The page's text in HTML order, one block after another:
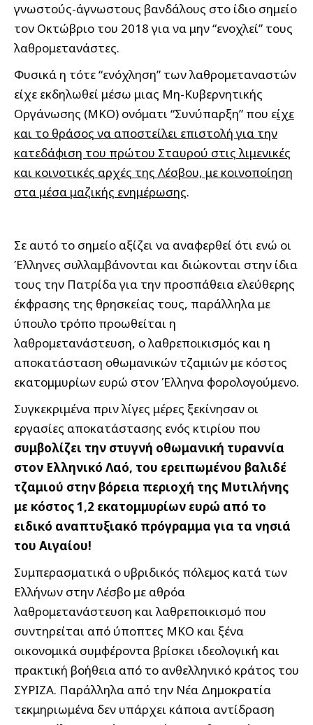
γνωστούς-άγνωστους βανδάλους στο ίδιο σημείο
τον Οκτώβριο του 2018 για να μην “ενοχλεί” τους
λαθρομετανάστες.
Φυσικά η τότε “ενόχληση” των λαθρομεταναστών
είχε εκδηλωθεί μέσω μιας Μη-Κυβερνητικής
Οργάνωσης (ΜΚΟ) ονόματι “Συνύπαρξη” που είχε
και το θράσος να αποστείλει επιστολή για την
κατεδάφιση του πρώτου Σταυρού στις λιμενικές
και κοινοτικές αρχές της Λέσβου, με κοινοποίηση
στα μέσα μαζικής ενημέρωσης.
Σε αυτό το σημείο αξίζει να αναφερθεί ότι ενώ οι
Έλληνες συλλαμβάνονται και διώκονται στην ίδια
τους την Πατρίδα για την προσπάθεια ελεύθερης
έκφρασης της θρησκείας τους, παράλληλα με
ύπουλο τρόπο προωθείται η
λαθρομετανάστευση, ο λαθρεποικισμός και η
αποκατάσταση οθωμανικών τζαμιών με κόστος
εκατομμυρίων ευρώ στον Έλληνα φορολογούμενο.
Συγκεκριμένα πριν λίγες μέρες ξεκίνησαν οι
εργασίες αποκατάστασης ενός κτιρίου που
συμβολίζει την στυγνή οθωμανική τυραννία
στον Ελληνικό Λαό, του ερειπωμένου βαλιδέ
τζαμιού στην βόρεια περιοχή της Μυτιλήνης
με κόστος 1,2 εκατομμυρίων ευρώ από το
ειδικό αναπτυξιακό πρόγραμμα για τα νησιά
του Αιγαίου!
Συμπερασματικά ο υβριδικός πόλεμος κατά των
Ελλήνων στην Λέσβο με αθρόα
λαθρομετανάστευση και λαθρεποικισμό που
συντηρείται από ύποπτες ΜΚΟ και ξένα
οικονομικά συμφέροντα βρίσκει ιδεολογική και
πρακτική βοήθεια από το ανθελληνικό κράτος του
ΣΥΡΙΖΑ. Παράλληλα από την Νέα Δημοκρατία
τεκμηριωμένα δεν υπάρχει κάποια αντίδραση